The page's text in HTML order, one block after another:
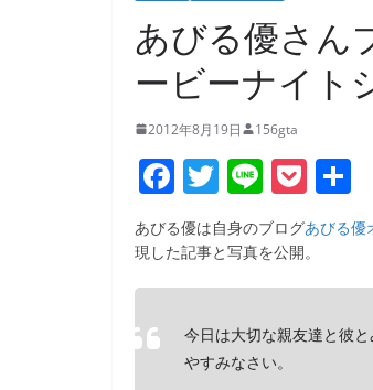
あびる優さん
ービーナイト
2012年8月19日 156gta
F
a
c
e
b
o
T
w
itt
er
Li
n
e
P
o
ck
et
あびる優は自身のブログあびる優
現した記事と写真を公開。
今日は大切な親友達と彼
やすみなさい。